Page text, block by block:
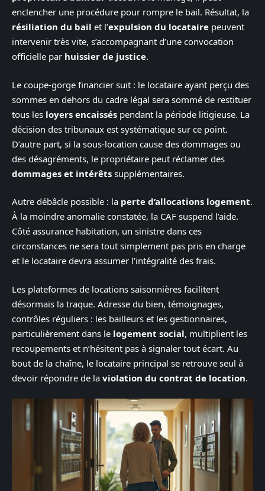
enclencher une procédure pour rompre le bail. Résultat, la
résiliation du bail et l’expulsion du locataire peuvent
intervenir très vite, s’accompagnant d’une convocation
officielle par huissier de justice.
Le coupe-gorge financier suit : le locataire ayant perçu des
sommes en dehors du cadre légal sera sommé de restituer
tous les loyers encaissés pendant la période litigieuse. La
décision des tribunaux est systématique sur ce point.
D’autre part, si la sous-location cause des dommages ou
des désagréments, le propriétaire peut réclamer des
dommages et intérêts supplémentaires.
Autre débâcle possible : la perte d’allocations logement.
À la moindre anomalie constatée, la CAF suspend l’aide.
Côté assurance habitation, un sinistre dans ces
circonstances ne sera tout simplement pas pris en charge
et le locataire devra assumer l’intégralité des frais.
Les plateformes de locations saisonnières facilitent
désormais la traque. Adresse du bien, témoignages,
contrôles réguliers : les bailleurs et les gestionnaires,
particulièrement dans le logement social, multiplient les
recoupements et n’hésitent pas à signaler tout écart. Au
bout de la chaîne, le locataire principal se retrouve seul à
devoir répondre de la violation du contrat de location.